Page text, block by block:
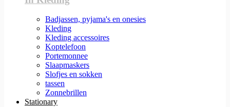
Badjassen, pyjama's en onesies
Kleding
Kleding accessoires
Koptelefoon
Portemonnee
Slaapmaskers
Slofjes en sokken
tassen
Zonnebrillen
Stationary